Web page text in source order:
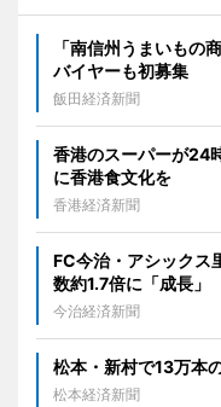
「南信州うまいも
バイヤーも初募集
飯田経済新聞
香港のスーパーが24
に香港食文化を
香港経済新聞
FC今治・アシック
数約1.7倍に「成長」
今治経済新聞
松本・新村で13万本
松本経済新聞